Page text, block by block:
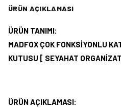
ÜRÜN AÇIKLAMASI
ÜRÜN TANIMI:
MADFOX ÇOK FONKSİYONLU
KUTUSU [ SEYAHAT
ÜRÜN AÇIKLAMASI: